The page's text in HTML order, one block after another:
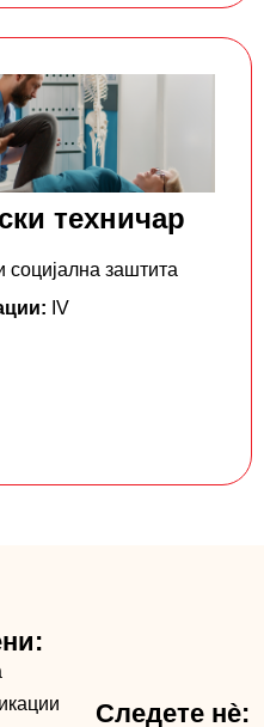
техничар
социјална заштита
IV
Следете нè: